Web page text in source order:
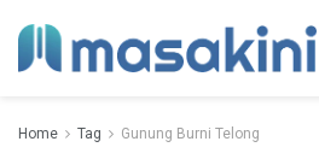
Home Tag Gunung Burni Telong